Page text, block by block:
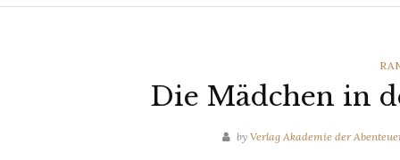
Die Mädchen in
by Verlag Akademie der